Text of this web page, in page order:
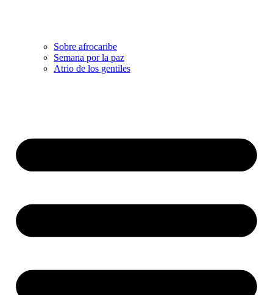
Sobre afrocaribe
Semana por la paz
Atrio de los gentiles